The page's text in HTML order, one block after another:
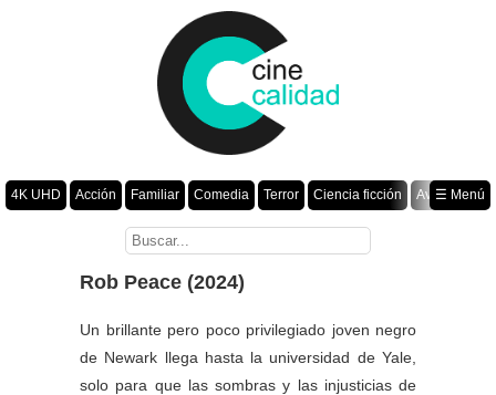
4K UHD Acción Familiar Comedia Terror Ciencia ficción
Aventura
Romance Fantasía Drama Animación Crimen
☰ Menú
Rob Peace (2024)
Un brillante pero poco privilegiado joven negro
de Newark llega hasta la universidad de Yale,
solo para que las sombras y las injusticias de